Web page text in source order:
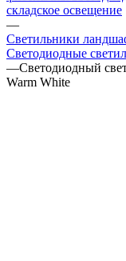
складское освещение
—
Светильники
Светодиодные
—Светодиодный
Warm White